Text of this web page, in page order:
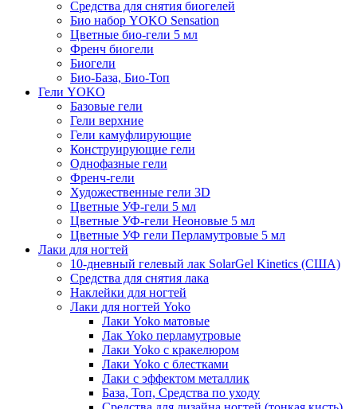
Средства для снятия биогелей
Био набор YOKO Sensation
Цветные био-гели 5 мл
Френч биогели
Биогели
Био-База, Био-Топ
Гели YOKO
Базовые гели
Гели верхние
Гели камуфлирующие
Конструирующие гели
Однофазные гели
Френч-гели
Художественные гели 3D
Цветные УФ-гели 5 мл
Цветные УФ-гели Неоновые 5 мл
Цветные УФ гели Перламутровые 5 мл
Лаки для ногтей
10-дневный гелевый лак SolarGel Kinetics (США)
Средства для снятия лака
Наклейки для ногтей
Лаки для ногтей Yoko
Лаки Yoko матовые
Лак Yoko перламутровые
Лаки Yoko с кракелюром
Лаки Yoko с блестками
Лаки с эффектом металлик
База, Топ, Средства по уходу